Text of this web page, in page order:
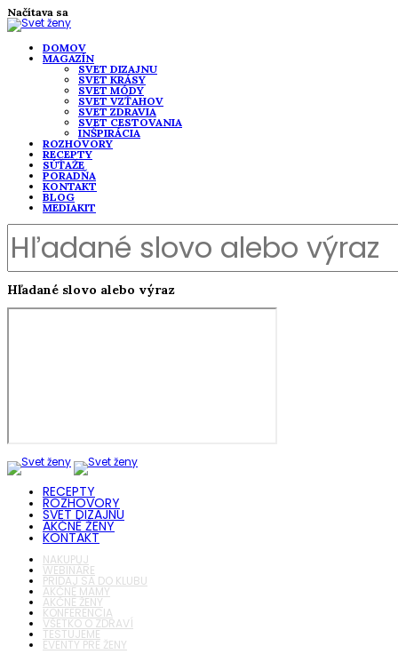
Načítava sa
DOMOV
MAGAZÍN
SVET DIZAJNU
SVET KRÁSY
SVET MÓDY
SVET VZŤAHOV
SVET ZDRAVIA
SVET CESTOVANIA
INŠPIRÁCIA
ROZHOVORY
RECEPTY
SÚŤAŽE
PORADŇA
KONTAKT
BLOG
MEDIAKIT
Hľadané slovo alebo výraz
RECEPTY
ROZHOVORY
SVET DIZAJNU
AKČNÉ ŽENY
KONTAKT
NAKUPUJ
WEBINÁRE
PRIDAJ SA DO KLUBU
AKČNÉ MAMY
AKČNÉ ŽENY
KONFERENCIA
VŠETKO O ZDRAVÍ
TESTUJEME
EVENTY PRE ŽENY